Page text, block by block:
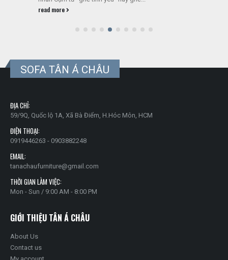
read more
SOFA TÂN Á CHÂU
ĐỊA CHỈ:
59/9Q, Quốc lộ 1A, Xã Bà Điểm, H.Hóc Môn, HCM
ĐIỆN THOẠI:
0919446263 - 0903882248
tanachaufurniture@gmail.com
Mon - Sun / 9:00 AM - 8:00 PM